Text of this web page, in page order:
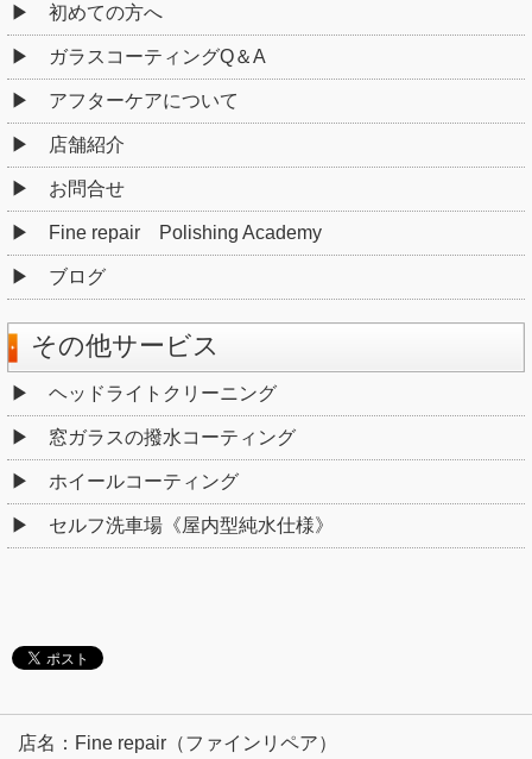
初めての方へ
ガラスコーティングQ＆A
アフターケアについて
店舗紹介
お問合せ
Fine repair Polishing Academy
ブログ
その他サービス
ヘッドライトクリーニング
窓ガラスの撥水コーティング
ホイールコーティング
セルフ洗車場《屋内型純水仕様》
店名：Fine repair（ファインリペア）